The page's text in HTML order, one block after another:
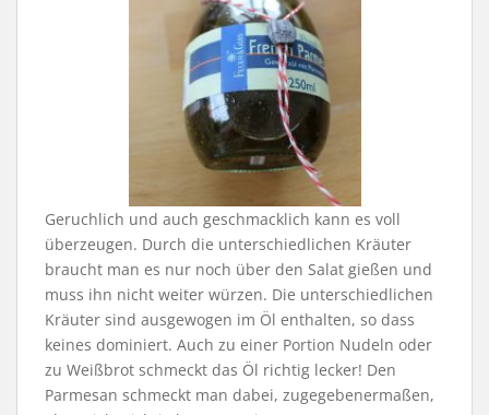
Geruchlich und auch geschmacklich kann es voll
überzeugen. Durch die unterschiedlichen Kräuter
braucht man es nur noch über den Salat gießen und
muss ihn nicht weiter würzen. Die unterschiedlichen
Kräuter sind ausgewogen im Öl enthalten, so dass
keines dominiert. Auch zu einer Portion Nudeln oder
zu Weißbrot schmeckt das Öl richtig lecker! Den
Parmesan schmeckt man dabei, zugegebenermaßen,